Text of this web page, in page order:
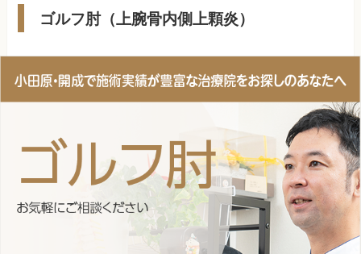
ゴルフ肘（上腕骨内側上顆炎）